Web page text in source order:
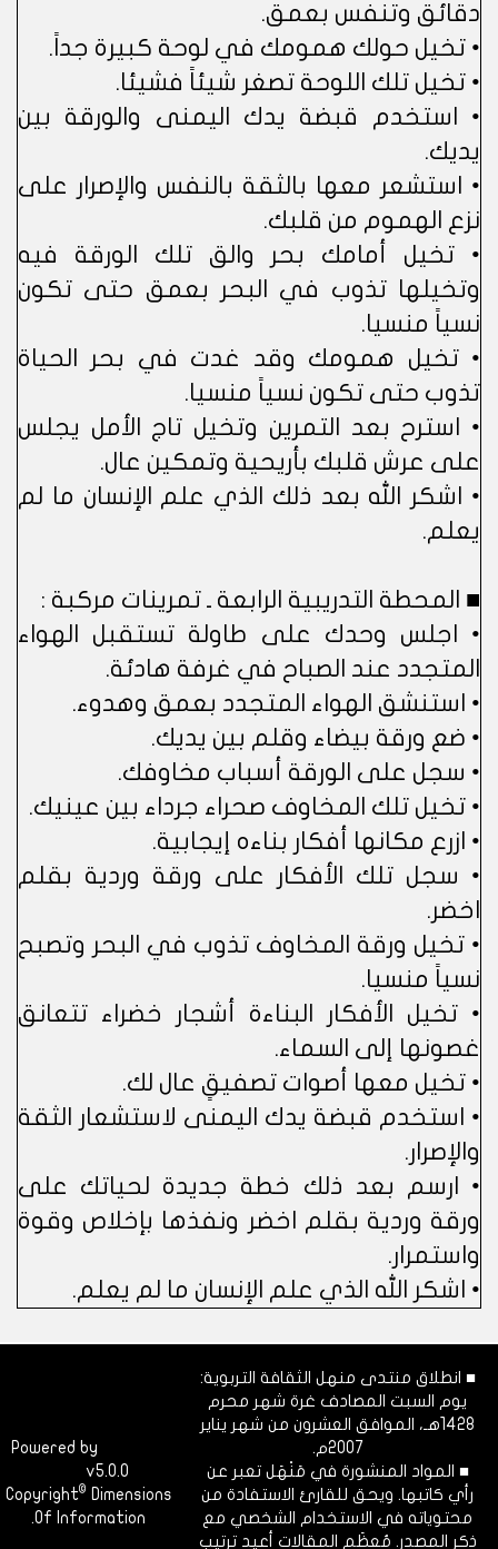
دقائق وتنفس بعمق.
• تخيل حولك همومك في لوحة كبيرة جداً.
• تخيل تلك اللوحة تصغر شيئاً فشيئا.
• استخدم قبضة يدك اليمنى والورقة بين
يديك.
• استشعر معها بالثقة بالنفس والإصرار على
نزع الهموم من قلبك.
• تخيل أمامك بحر والق تلك الورقة فيه
وتخيلها تذوب في البحر بعمق حتى تكون
نسياً منسيا.
• تخيل همومك وقد غدت في بحر الحياة
تذوب حتى تكون نسياً منسيا.
• استرح بعد التمرين وتخيل تاج الأمل يجلس
على عرش قلبك بأريحية وتمكين عال.
• اشكر الله بعد ذلك الذي علم الإنسان ما لم
يعلم.
■ المحطة التدريبية الرابعة ـ تمرينات مركبة :
• اجلس وحدك على طاولة تستقبل الهواء
المتجدد عند الصباح في غرفة هادئة.
• استنشق الهواء المتجدد بعمق وهدوء.
• ضع ورقة بيضاء وقلم بين يديك.
• سجل على الورقة أسباب مخاوفك.
• تخيل تلك المخاوف صحراء جرداء بين عينيك.
• ازرع مكانها أفكار بناءه إيجابية.
• سجل تلك الأفكار على ورقة وردية بقلم
اخضر.
• تخيل ورقة المخاوف تذوب في البحر وتصبح
نسياً منسيا.
• تخيل الأفكار البناءة أشجار خضراء تتعانق
غصونها إلى السماء.
• تخيل معها أصوات تصفيقٍ عال لك.
• استخدم قبضة يدك اليمنى لاستشعار الثقة
والإصرار.
• ارسم بعد ذلك خطة جديدة لحياتك على
ورقة وردية بقلم اخضر ونفذها بإخلاص وقوة
واستمرار.
• اشكر الله الذي علم الإنسان ما لم يعلم.
■ انطلاق منتدى منهل الثقافة التربوية:
يوم السبت المصادف غرة شهر محرم
1428هـ، الموافق العشرون من شهر يناير
2007م.
■ المواد المنشورة في مَنْهَل تعبر عن
رأي كاتبها. ويحق للقارئ الاستفادة من
محتوياته في الاستخدام الشخصي مع
ذكر المصدر. مُعظَم المقالات أعيد ترتيب
Powered by
v5.0.0
Copyright©
Dimensions
Of Information.